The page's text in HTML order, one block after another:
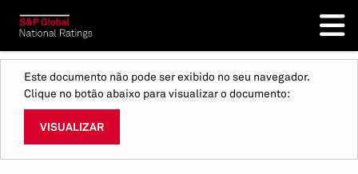
Este documento não pode ser exibido no seu navegador.
Clique no botão abaixo para visualizar o documento:
VISUALIZAR